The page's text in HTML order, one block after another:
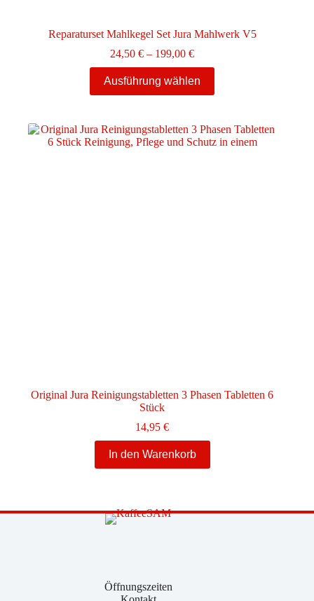
Reparaturset Mahlkegel Set Jura Mahlwerk V5
24,50€ – 199,00€Preisspanne:
24,50 €
bis
Ausführung wählen
Produkt
weist
Varianten
auf.
Die
Original Jura Reinigungstabletten 3 Phasen Tabletten 6
Stück
14,95€
In den Warenkorb
Öffnungszeiten